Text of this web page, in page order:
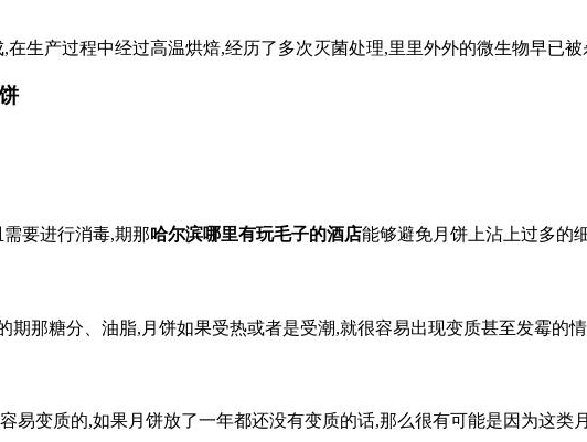
生产过程中经过高温烘焙,经历了多次灭菌处理,里里外外的微生物早已被
要进行消毒,期那哈尔滨哪里有玩毛子的酒店能够避免月饼上沾上过多的
那糖分、油脂,月饼如果受热或者是受潮,就很容易出现变质甚至发霉的
变质的,如果月饼放了一年都还没有变质的话,那么很有可能是因为这类